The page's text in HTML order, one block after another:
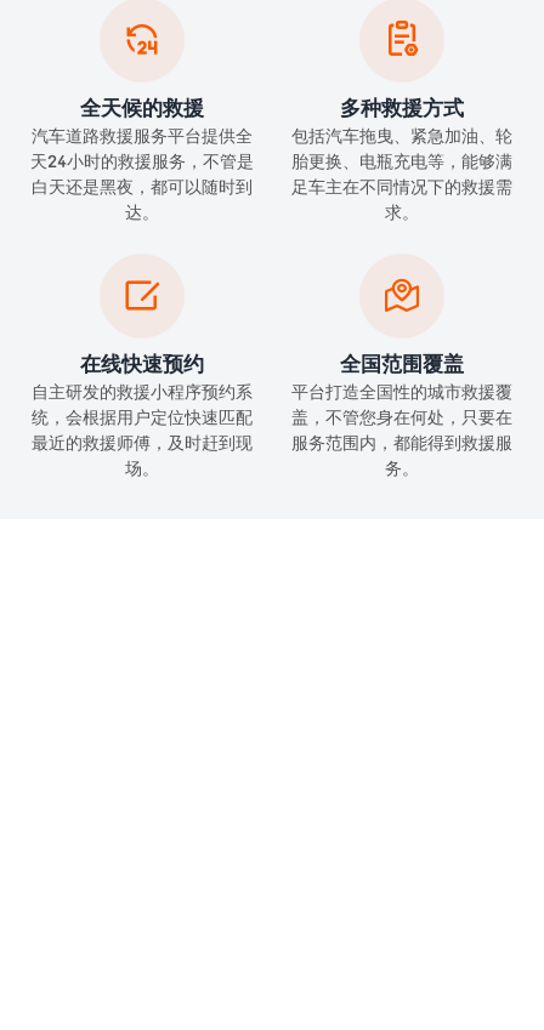

全天候的救援
汽车道路救援服务平台提供全
天24小时的救援服务，不管是
白天还是黑夜，都可以随时到
达。

多种救援方式
包括汽车拖曳、紧急加油、轮
胎更换、电瓶充电等，能够满
足车主在不同情况下的救援需
求。

在线快速预约
自主研发的救援小程序预约系
统，会根据用户定位快速匹配
最近的救援师傅，及时赶到现
场。

全国范围覆盖
平台打造全国性的城市救援覆
盖，不管您身在何处，只要在
服务范围内，都能得到救援服
务。